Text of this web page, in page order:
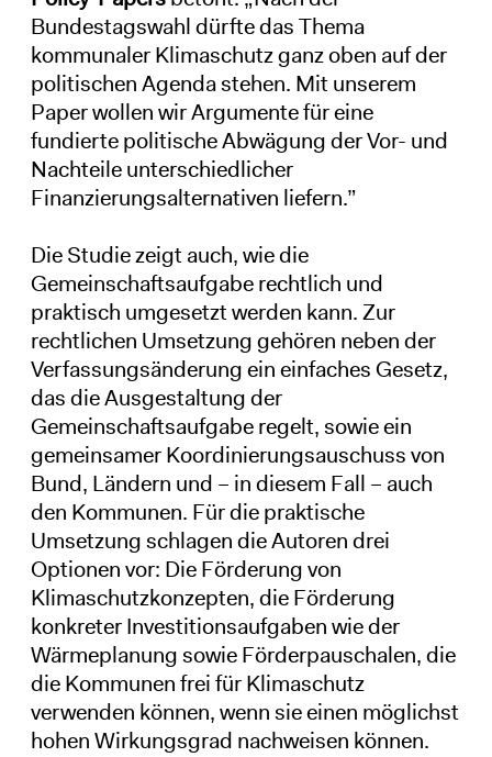
Bundestagswahl dürfte das Thema
kommunaler Klimaschutz ganz oben auf der
politischen Agenda stehen. Mit unserem
Paper wollen wir Argumente für eine
fundierte politische Abwägung der Vor- und
Nachteile unterschiedlicher
Finanzierungsalternativen liefern.”
Die Studie zeigt auch, wie die
Gemeinschaftsaufgabe rechtlich und
praktisch umgesetzt werden kann. Zur
rechtlichen Umsetzung gehören neben der
Verfassungsänderung ein einfaches Gesetz,
das die Ausgestaltung der
Gemeinschaftsaufgabe regelt, sowie ein
gemeinsamer Koordinierungsauschuss von
Bund, Ländern und – in diesem Fall – auch
den Kommunen. Für die praktische
Umsetzung schlagen die Autoren drei
Optionen vor: Die Förderung von
Klimaschutzkonzepten, die Förderung
konkreter Investitionsaufgaben wie der
Wärmeplanung sowie Förderpauschalen, die
die Kommunen frei für Klimaschutz
verwenden können, wenn sie einen möglichst
hohen Wirkungsgrad nachweisen können.